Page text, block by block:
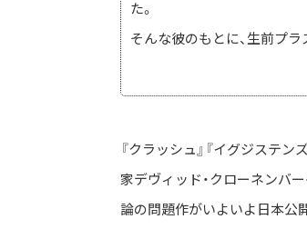
た。
そんな彼のもとに、生前プ
『クラッシュ』『イグジステ
家デヴィッド・クローネンバ
論の問題作がいよいよ日本公開